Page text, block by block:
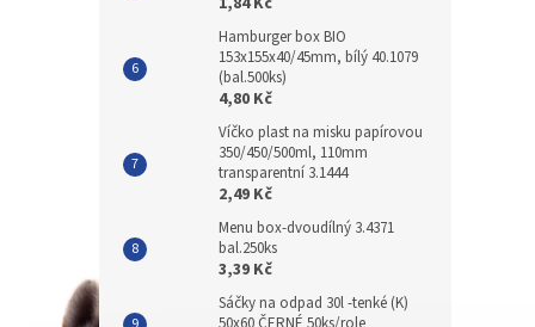
Hamburger box BIO
153x155x40/45mm, bílý 40.1079
(bal.500ks)
4,80 Kč
Víčko plast na misku papírovou
350/450/500ml, 110mm
transparentní 3.1444
2,49 Kč
Menu box-dvoudílný 3.4371
bal.250ks
3,39 Kč
Sáčky na odpad 30l -tenké (K)